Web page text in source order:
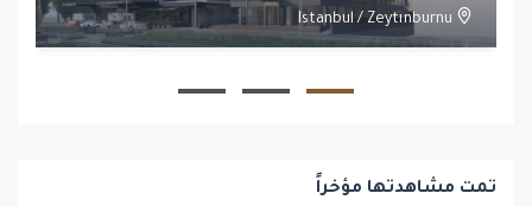
Istanbul / Zeytınburnu
تمت مشاهدتها مؤخراً